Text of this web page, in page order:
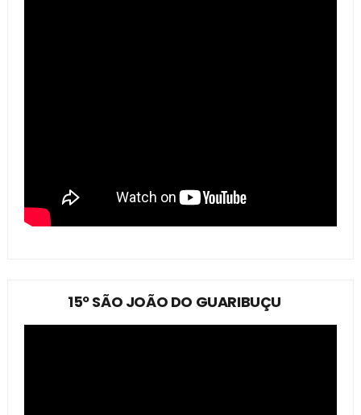
15º SÃO JOÃO DO GUARIBUÇU